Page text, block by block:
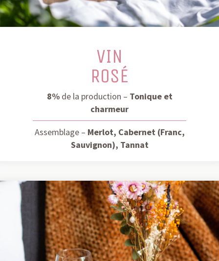
VIN
ROSÉ
8%de la production – Tonique et
charmeur
Assemblage – Merlot, Cabernet (Franc,
Sauvignon), Tannat